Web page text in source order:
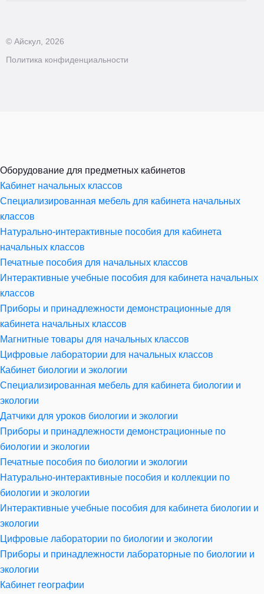
© Айскул, 2026
Политика конфиденциальности
Оборудование для предметных кабинетов
Кабинет начальных классов
Специализированная мебель для кабинета начальных
классов
Натурально-интерактивные пособия для кабинета
начальных классов
Печатные пособия для начальных классов
Интерактивные учебные пособия для кабинета начальных
классов
Приборы и принадлежности демонстрационные для
кабинета начальных классов
Магнитные товары для начальных классов
Цифровые лаборатории для начальных классов
Кабинет биологии и экологии
Специализированная мебель для кабинета биологии и
экологии
Датчики для уроков биологии и экологии
Приборы и принадлежности демонстрационные по
биологии и экологии
Печатные пособия по биологии и экологии
Натурально-интерактивные пособия и коллекции по
биологии и экологии
Интерактивные учебные пособия для кабинета биологии и
экологии
Цифровые лаборатории по биологии и экологии
Приборы и принадлежности лабораторные по биологии и
экологии
Кабинет географии